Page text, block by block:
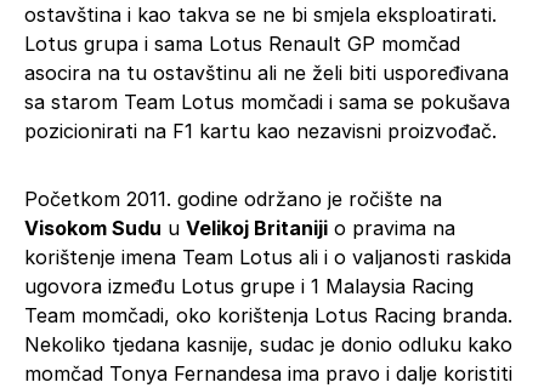
ostavština i kao takva se ne bi smjela eksploatirati.
Lotus grupa i sama Lotus Renault GP momčad
asocira na tu ostavštinu ali ne želi biti uspoređivana
sa starom Team Lotus momčadi i sama se pokušava
pozicionirati na F1 kartu kao nezavisni proizvođač.
Početkom 2011. godine održano je ročište na
Visokom Sudu u Velikoj Britaniji o pravima na
korištenje imena Team Lotus ali i o valjanosti raskida
ugovora između Lotus grupe i 1 Malaysia Racing
Team momčadi, oko korištenja Lotus Racing branda.
Nekoliko tjedana kasnije, sudac je donio odluku kako
momčad Tonya Fernandesa ima pravo i dalje koristiti